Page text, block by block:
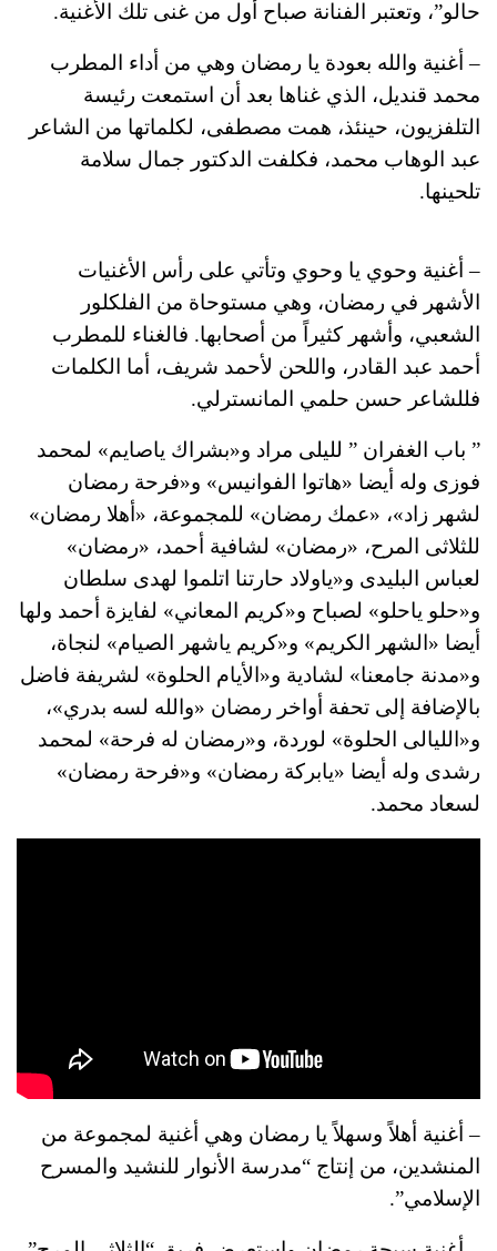
حالو”، وتعتبر الفنانة صباح أول من غنى تلك الأغنية.
– أغنية والله بعودة يا رمضان وهي من أداء المطرب
محمد قنديل، الذي غناها بعد أن استمعت رئيسة
التلفزيون، حينئذ، همت مصطفى، لكلماتها من الشاعر
عبد الوهاب محمد، فكلفت الدكتور جمال سلامة
تلحينها.
– أغنية وحوي يا وحوي وتأتي على رأس الأغنيات
الأشهر في رمضان، وهي مستوحاة من الفلكلور
الشعبي، وأشهر كثيراً من أصحابها. فالغناء للمطرب
أحمد عبد القادر، واللحن لأحمد شريف، أما الكلمات
فللشاعر حسن حلمي المانسترلي.
” باب الغفران ” لليلى مراد و«بشراك ياصايم» لمحمد
فوزى وله أيضا «هاتوا الفوانيس» و«فرحة رمضان
لشهر زاد»، «عمك رمضان» للمجموعة، «أهلا رمضان»
للثلاثى المرح، «رمضان» لشافية أحمد، «رمضان»
لعباس البليدى و«ياولاد حارتنا اتلموا لهدى سلطان
و«حلو ياحلو» لصباح و«كريم المعاني» لفايزة أحمد ولها
أيضا «الشهر الكريم» و«كريم ياشهر الصيام» لنجاة،
و«مدنة جامعنا» لشادية و«الأيام الحلوة» لشريفة فاضل
بالإضافة إلى تحفة أواخر رمضان «والله لسه بدري»،
و«الليالى الحلوة» لوردة، و«رمضان له فرحة» لمحمد
رشدى وله أيضا «يابركة رمضان» و«فرحة رمضان»
لسعاد محمد.
– أغنية أهلاً وسهلاً يا رمضان وهي أغنية لمجموعة من
المنشدين، من إنتاج “مدرسة الأنوار للنشيد والمسرح
الإسلامي”.